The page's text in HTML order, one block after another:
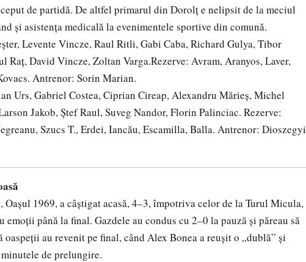
de partidă. De altfel primarul din Dorolț e nelipsit de la meciul
și asistența medicală la evenimentele sportive din comună.
Levente Vincze, Raul Ritli, Gabi Caba, Richard Gulya, Tibor
Raț, David Vincze, Zoltan Varga.Rezerve: Avram, Aranyos, Laver,
Antrenor: Sorin Marian.
Urs, Gabriel Costea, Ciprian Cireap, Alexandru Mărieș, Michel
Jakob, Ștef Raul, Suveg Nandor, Florin Palinciac. Rezerve:
Szucs T., Erdei, Iancău, Escamilla, Balla. Antrenor: Dioszegyi
Oașul 1969, a câștigat acasă, 4–3, împotriva celor de la Turul Micula,
emoții până la final. Gazdele au condus cu 2–0 la pauză și păreau să
au revenit pe final, când Alex Bonea a reușit o „dublă” și
de prelungire.